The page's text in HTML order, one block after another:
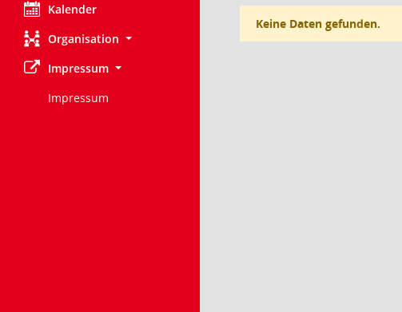
Kalender
Organisation
Impressum
Impressum
Keine Daten gefunden.